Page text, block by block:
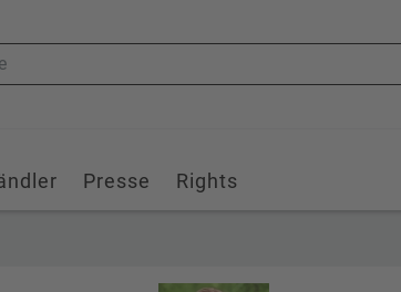
Presse Rights